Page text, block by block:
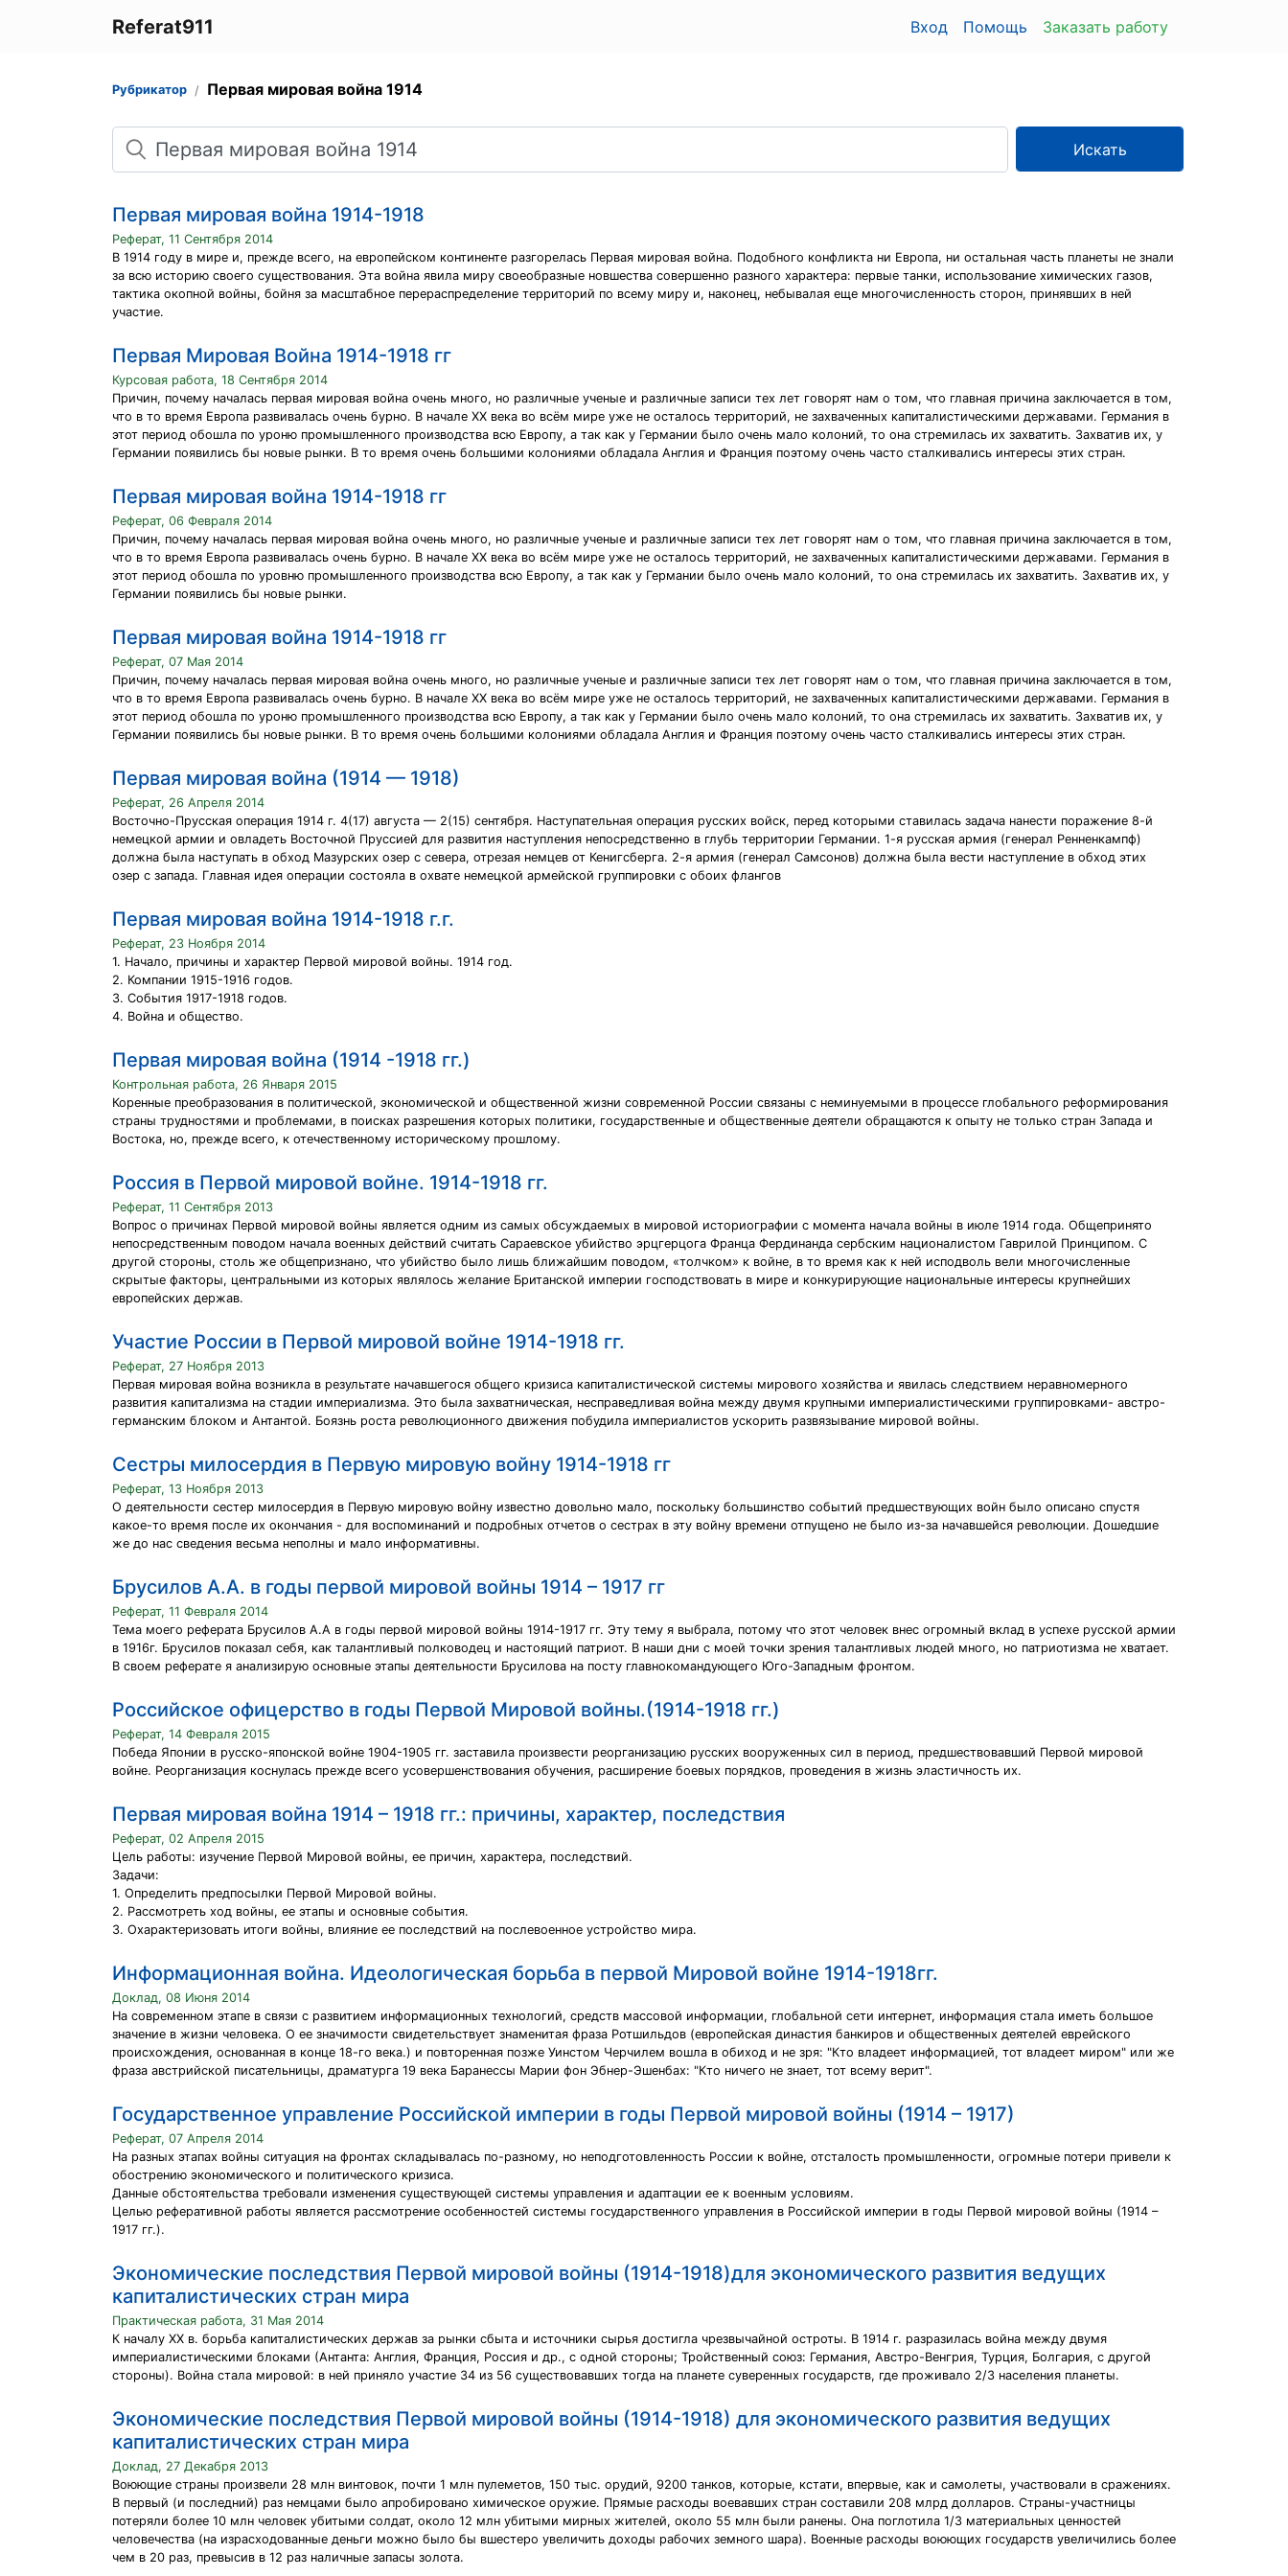
Referat911 Вход Помощь Заказать работу
Рубрикатор Первая мировая война 1914
Поиск
Искать
Первая мировая война 1914-1918
Реферат, 11 Сентября 2014
В 1914 году в мире и, прежде всего, на европейском континенте разгорелась Первая мировая война. Подобного конфликта ни Европа, ни остальная часть планеты не знали
за всю историю своего существования. Эта война явила миру своеобразные новшества совершенно разного характера: первые танки, использование химических газов,
тактика окопной войны, бойня за масштабное перераспределение территорий по всему миру и, наконец, небывалая еще многочисленность сторон, принявших в ней
участие.
Первая Мировая Война 1914-1918 гг
Курсовая работа, 18 Сентября 2014
Причин, почему началась первая мировая война очень много, но различные ученые и различные записи тех лет говорят нам о том, что главная причина заключается в том,
что в то время Европа развивалась очень бурно. В начале ХХ века во всём мире уже не осталось территорий, не захваченных капиталистическими державами. Германия в
этот период обошла по уроню промышленного производства всю Европу, а так как у Германии было очень мало колоний, то она стремилась их захватить. Захватив их, у
Германии появились бы новые рынки. В то время очень большими колониями обладала Англия и Франция поэтому очень часто сталкивались интересы этих стран.
Первая мировая война 1914-1918 гг
Реферат, 06 Февраля 2014
Причин, почему началась первая мировая война очень много, но различные ученые и различные записи тех лет говорят нам о том, что главная причина заключается в том,
что в то время Европа развивалась очень бурно. В начале ХХ века во всём мире уже не осталось территорий, не захваченных капиталистическими державами. Германия в
этот период обошла по уровню промышленного производства всю Европу, а так как у Германии было очень мало колоний, то она стремилась их захватить. Захватив их, у
Германии появились бы новые рынки.
Первая мировая война 1914-1918 гг
Реферат, 07 Мая 2014
Причин, почему началась первая мировая война очень много, но различные ученые и различные записи тех лет говорят нам о том, что главная причина заключается в том,
что в то время Европа развивалась очень бурно. В начале ХХ века во всём мире уже не осталось территорий, не захваченных капиталистическими державами. Германия в
этот период обошла по уроню промышленного производства всю Европу, а так как у Германии было очень мало колоний, то она стремилась их захватить. Захватив их, у
Германии появились бы новые рынки. В то время очень большими колониями обладала Англия и Франция поэтому очень часто сталкивались интересы этих стран.
Первая мировая война (1914 — 1918)
Реферат, 26 Апреля 2014
Восточно-Прусская операция 1914 г. 4(17) августа — 2(15) сентября. Наступательная операция русских войск, перед которыми ставилась задача нанести поражение 8-й
немецкой армии и овладеть Восточной Пруссией для развития наступления непосредственно в глубь территории Германии. 1-я русская армия (генерал Ренненкампф)
должна была наступать в обход Мазурских озер с севера, отрезая немцев от Кенигсберга. 2-я армия (генерал Самсонов) должна была вести наступление в обход этих
озер с запада. Главная идея операции состояла в охвате немецкой армейской группировки с обоих флангов
Первая мировая война 1914-1918 г.г.
Реферат, 23 Ноября 2014
1. Начало, причины и характер Первой мировой войны. 1914 год.
2. Компании 1915-1916 годов.
3. События 1917-1918 годов.
4. Война и общество.
Первая мировая война (1914 -1918 гг.)
Контрольная работа, 26 Января 2015
Коренные преобразования в политической, экономической и общественной жизни современной России связаны с неминуемыми в процессе глобального реформирования
страны трудностями и проблемами, в поисках разрешения которых политики, государственные и общественные деятели обращаются к опыту не только стран Запада и
Востока, но, прежде всего, к отечественному историческому прошлому.
Россия в Первой мировой войне. 1914-1918 гг.
Реферат, 11 Сентября 2013
Вопрос о причинах Первой мировой войны является одним из самых обсуждаемых в мировой историографии с момента начала войны в июле 1914 года. Общепринято
непосредственным поводом начала военных действий считать Сараевское убийство эрцгерцога Франца Фердинанда сербским националистом Гаврилой Принципом. С
другой стороны, столь же общепризнано, что убийство было лишь ближайшим поводом, «толчком» к войне, в то время как к ней исподволь вели многочисленные
скрытые факторы, центральными из которых являлось желание Британской империи господствовать в мире и конкурирующие национальные интересы крупнейших
европейских держав.
Участие России в Первой мировой войне 1914-1918 гг.
Реферат, 27 Ноября 2013
Первая мировая война возникла в результате начавшегося общего кризиса капиталистической системы мирового хозяйства и явилась следствием неравномерного
развития капитализма на стадии империализма. Это была захватническая, несправедливая война между двумя крупными империалистическими группировками- австро-
германским блоком и Антантой. Боязнь роста революционного движения побудила империалистов ускорить развязывание мировой войны.
Сестры милосердия в Первую мировую войну 1914-1918 гг
Реферат, 13 Ноября 2013
О деятельности сестер милосердия в Первую мировую войну известно довольно мало, поскольку большинство событий предшествующих войн было описано спустя
какое-то время после их окончания - для воспоминаний и подробных отчетов о сестрах в эту войну времени отпущено не было из-за начавшейся революции. Дошедшие
же до нас сведения весьма неполны и мало информативны.
Брусилов А.А. в годы первой мировой войны 1914 – 1917 гг
Реферат, 11 Февраля 2014
Тема моего реферата Брусилов А.А в годы первой мировой войны 1914-1917 гг. Эту тему я выбрала, потому что этот человек внес огромный вклад в успехе русской армии
в 1916г. Брусилов показал себя, как талантливый полководец и настоящий патриот. В наши дни с моей точки зрения талантливых людей много, но патриотизма не хватает.
В своем реферате я анализирую основные этапы деятельности Брусилова на посту главнокомандующего Юго-Западным фронтом.
Российское офицерство в годы Первой Мировой войны.(1914-1918 гг.)
Реферат, 14 Февраля 2015
Победа Японии в русско-японской войне 1904-1905 гг. заставила произвести реорганизацию русских вооруженных сил в период, предшествовавший Первой мировой
войне. Реорганизация коснулась прежде всего усовершенствования обучения, расширение боевых порядков, проведения в жизнь эластичность их.
Первая мировая война 1914 – 1918 гг.: причины, характер, последствия
Реферат, 02 Апреля 2015
Цель работы: изучение Первой Мировой войны, ее причин, характера, последствий.
Задачи:
1. Определить предпосылки Первой Мировой войны.
2. Рассмотреть ход войны, ее этапы и основные события.
3. Охарактеризовать итоги войны, влияние ее последствий на послевоенное устройство мира.
Информационная война. Идеологическая борьба в первой Мировой войне 1914-1918гг.
Доклад, 08 Июня 2014
На современном этапе в связи с развитием информационных технологий, средств массовой информации, глобальной сети интернет, информация стала иметь большое
значение в жизни человека. О ее значимости свидетельствует знаменитая фраза Ротшильдов (европейская династия банкиров и общественных деятелей еврейского
происхождения, основанная в конце 18-го века.) и повторенная позже Уинстом Черчилем вошла в обиход и не зря: "Кто владеет информацией, тот владеет миром" или же
фраза австрийской писательницы, драматурга 19 века Баранессы Марии фон Эбнер-Эшенбах: "Кто ничего не знает, тот всему верит".
Государственное управление Российской империи в годы Первой мировой войны (1914 – 1917)
Реферат, 07 Апреля 2014
На разных этапах войны ситуация на фронтах складывалась по-разному, но неподготовленность России к войне, отсталость промышленности, огромные потери привели к
обострению экономического и политического кризиса.
Данные обстоятельства требовали изменения существующей системы управления и адаптации ее к военным условиям.
Целью реферативной работы является рассмотрение особенностей системы государственного управления в Российской империи в годы Первой мировой войны (1914 –
1917 гг.).
Экономические последствия Первой мировой войны (1914-1918)для экономического развития ведущих
капиталистических стран мира
Практическая работа, 31 Мая 2014
К началу XX в. борьба капиталистических держав за рынки сбыта и источники сырья достигла чрезвычайной остроты. В 1914 г. разразилась война между двумя
империалистическими блоками (Антанта: Англия, Франция, Россия и др., с одной стороны; Тройственный союз: Германия, Австро-Венгрия, Турция, Болгария, с другой
стороны). Война стала мировой: в ней приняло участие 34 из 56 существовавших тогда на планете суверенных государств, где проживало 2/3 населения планеты.
Экономические последствия Первой мировой войны (1914-1918) для экономического развития ведущих
капиталистических стран мира
Доклад, 27 Декабря 2013
Воюющие страны произвели 28 млн винтовок, почти 1 млн пулеметов, 150 тыс. орудий, 9200 танков, которые, кстати, впервые, как и самолеты, участвовали в сражениях.
В первый (и последний) раз немцами было апробировано химическое оружие. Прямые расходы воевавших стран составили 208 млрд долларов. Страны-участницы
потеряли более 10 млн человек убитыми солдат, около 12 млн убитыми мирных жителей, около 55 млн были ранены. Она поглотила 1/3 материальных ценностей
человечества (на израсходованные деньги можно было бы вшестеро увеличить доходы рабочих земного шара). Военные расходы воюющих государств увеличились более
чем в 20 раз, превысив в 12 раз наличные запасы золота.